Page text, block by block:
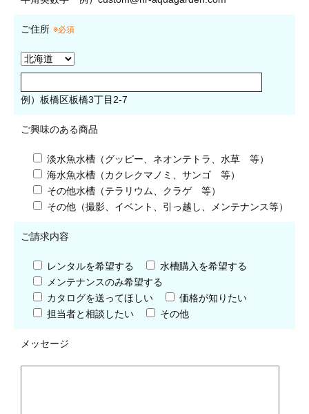
ご住所 ※必須
例）板橋区板橋3丁目2-7
ご興味のある商品
淡水魚水槽（グッピー、ネオンテトラ、水草 等）
海水魚水槽（カクレクマノミ、サンゴ 等）
その他水槽（テラリウム、クラゲ 等）
その他（撮影、イベント、引っ越し、メンテナンス等）
ご請求内容
レンタルを希望する
水槽購入を希望する
メンテナンスのみ希望する
カタログを送ってほしい
価格が知りたい
担当者と相談したい
その他
メッセージ